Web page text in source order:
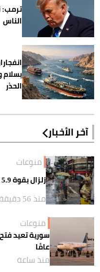
ترمب:
الناس
بسلام
الحذر
آخر الأخبار
منوعات
زلزال بقوة 5.9 درجات قبالة سواحل الفلبين
منذ 56 دقيقة
منوعات
عامًا
منذ ساعة